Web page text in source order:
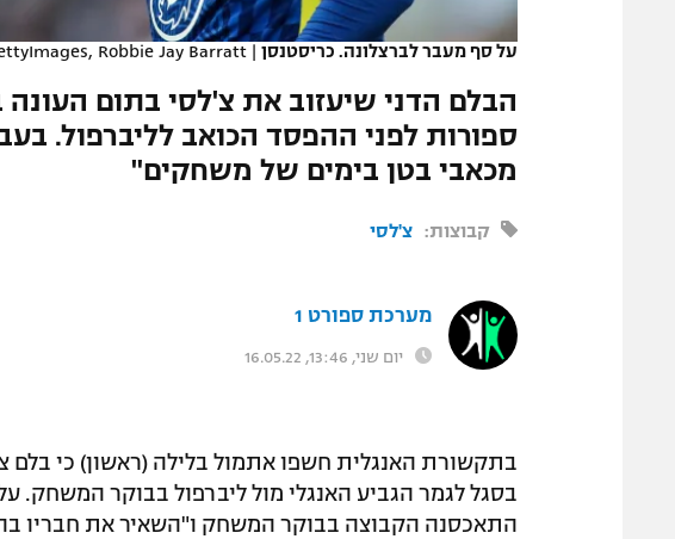
המגזין
על סף מעבר לברצלונה. כריסטנסן |
Robbie Jay Barratt
הבלם הדני שיעזוב את צ'לסי בתום
ספורות לפני ההפסד הכואב לליברפול.
מכאבי בטן בימים של משחקים"
קבוצות: צ'לסי
מערכת ספורט 1
יום שני, 13:46, 16.05.22
בתקשורת האנגלית חשפו אתמול בלילה (ראשון) כי בלם
בסגל לגמר הגביע האנגלי מול ליברפול בבוקר המשחק.